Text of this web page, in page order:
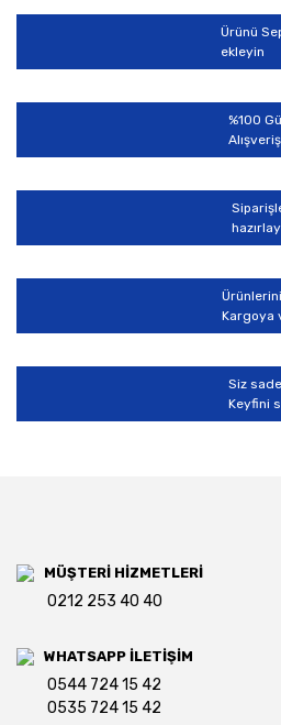
Ürün açıklamasında eksik
Ürün bilgilerinde hatalar
Ürün fiyatı diğer sitelerden
Bu ürüne benzer farklı
Gönder
Ürünü
ekleyin
%100
Kargoya
Siz
Keyfini
MÜŞTERİ HİZMETLERİ
0212 253 40 40
WHATSAPP İLETİŞİM
0544 724 15 42
0535 724 15 42